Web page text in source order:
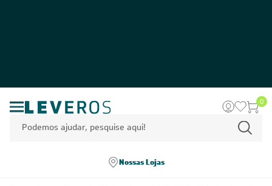
0
Nossas Lojas